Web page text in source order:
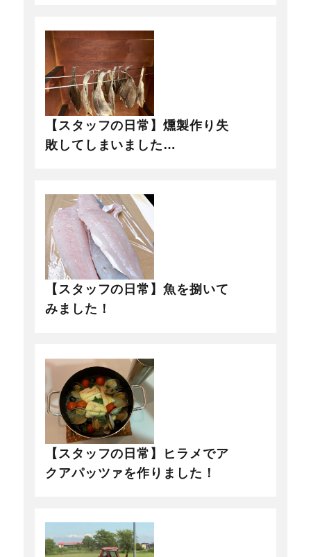
【スタッフの日常】燻製作り失
敗してしまいました…
【スタッフの日常】魚を捌いて
みました！
【スタッフの日常】ヒラメでア
クアパッツァを作りました！